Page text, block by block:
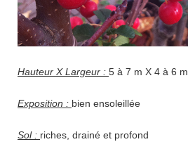
Hauteur X Largeur : 5 à 7 m X 4 à 6 m
Exposition : bien ensoleillée
Sol : riches, drainé et profond